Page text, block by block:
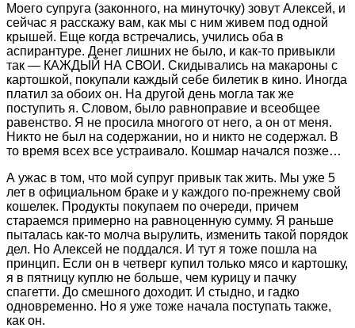
Моего супруга (законного, на минуточку) зовут Алексей, и
сейчас я расскажу вам, как мы с ним живем под одной
крышей. Еще когда встречались, учились оба в
аспирантуре. Денег лишних не было, и как-то привыкли
так — КАЖДЫЙ НА СВОИ. Скидывались на макароны с
картошкой, покупали каждый себе билетик в кино. Иногда
платил за обоих он. На другой день могла так же
поступить я. Словом, было равноправие и всеобщее
равенство. Я не просила многого от него, а он от меня.
Никто не был на содержании, но и никто не содержал. В
то время всех все устраивало. Кошмар начался позже…
А ужас в том, что мой супруг привык так жить. Мы уже 5
лет в официальном браке и у каждого по-прежнему свой
кошелек. Продукты покупаем по очереди, причем
стараемся примерно на равноценную сумму. Я раньше
пыталась как-то молча вырулить, изменить такой порядок
дел. Но Алексей не поддался. И тут я тоже пошла на
принцип. Если он в четверг купил только мясо и картошку,
я в пятницу куплю не больше, чем курицу и пачку
спагетти. До смешного доходит. И стыдно, и гадко
одновременно. Но я уже тоже начала поступать также,
как он.